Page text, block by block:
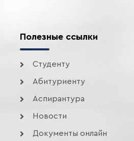
Полезные ссылки
Студенту
Абитуриенту
Аспирантура
Новости
Документы онлайн